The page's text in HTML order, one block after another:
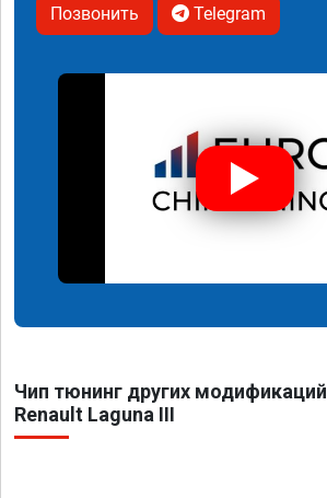
Позвонить Telegram
Чип тюнинг других модификаций
Renault Laguna III